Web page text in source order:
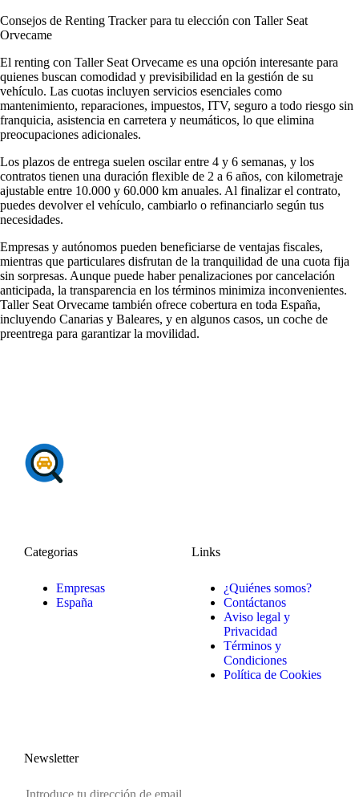
Consejos de Renting Tracker para tu elección con Taller Seat
Orvecame
El renting con Taller Seat Orvecame es una opción interesante para
quienes buscan comodidad y previsibilidad en la gestión de su
vehículo. Las cuotas incluyen servicios esenciales como
mantenimiento, reparaciones, impuestos, ITV, seguro a todo riesgo sin
franquicia, asistencia en carretera y neumáticos, lo que elimina
preocupaciones adicionales.
Los plazos de entrega suelen oscilar entre 4 y 6 semanas, y los
contratos tienen una duración flexible de 2 a 6 años, con kilometraje
ajustable entre 10.000 y 60.000 km anuales. Al finalizar el contrato,
puedes devolver el vehículo, cambiarlo o refinanciarlo según tus
necesidades.
Empresas y autónomos pueden beneficiarse de ventajas fiscales,
mientras que particulares disfrutan de la tranquilidad de una cuota fija
sin sorpresas. Aunque puede haber penalizaciones por cancelación
anticipada, la transparencia en los términos minimiza inconvenientes.
Taller Seat Orvecame también ofrece cobertura en toda España,
incluyendo Canarias y Baleares, y en algunos casos, un coche de
preentrega para garantizar la movilidad.
Categorias
Empresas
España
Links
¿Quiénes somos?
Contáctanos
Aviso legal y
Privacidad
Términos y
Condiciones
Política de Cookies
Newsletter